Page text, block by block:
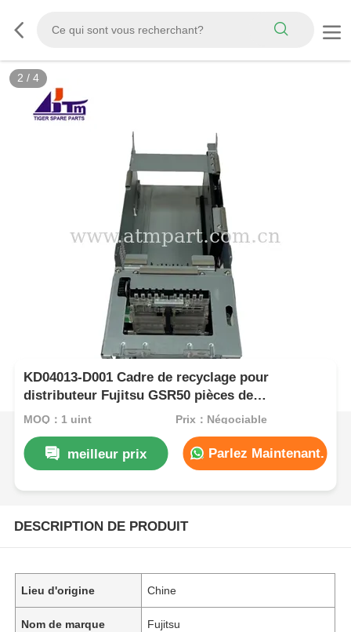
2 / 4
KD04013-D001 Cadre de recyclage pour
distributeur Fujitsu GSR50 pièces de
distributeur automatique
MOQ：1 uint Prix：Négociable
meilleur prix Parlez Maintenant.
DESCRIPTION DE PRODUIT
Lieu d'origine Chine
Nom de marque Fujitsu